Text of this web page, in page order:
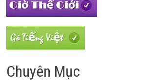
Chuyên Mục